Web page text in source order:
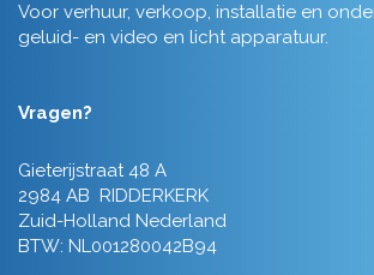
Voor verhuur, verkoop, installatie en
geluid- en video en licht apparatuur.
Vragen?
Gieterijstraat 48 A
2984 AB RIDDERKERK
Zuid-Holland Nederland
BTW: NL001280042B94